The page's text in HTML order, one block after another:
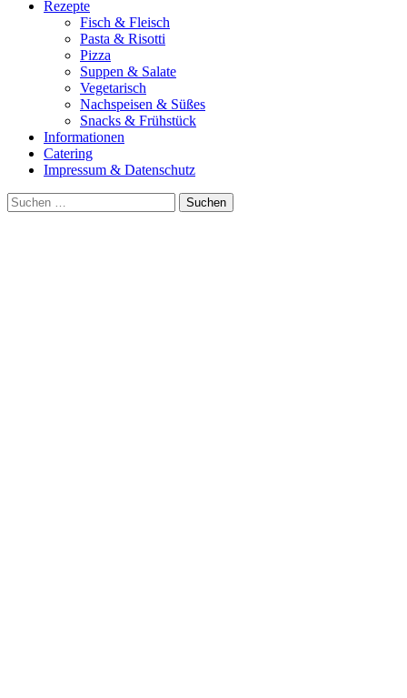
Rezepte
Fisch & Fleisch
Pasta & Risotti
Pizza
Suppen & Salate
Vegetarisch
Nachspeisen & Süßes
Snacks & Frühstück
Informationen
Catering
Impressum & Datenschutz
Suche
nach: